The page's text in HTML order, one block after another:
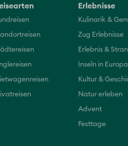
Erlebnisse
Kulinarik &
Zug Erlebnisse
Erlebnis &
Inseln in Europa
Kultur &
Natur erleben
Advent
Festtage